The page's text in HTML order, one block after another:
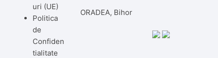
uri (UE)
Politica
de
Confiden
tialitate
ORADEA, Bihor